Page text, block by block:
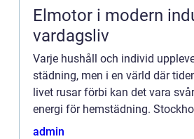
Elmotor i modern
vardagsliv
Varje hushåll och individ
städning, men i en värld där
livet rusar förbi kan det vara
energi för hemstädning.
...
admin